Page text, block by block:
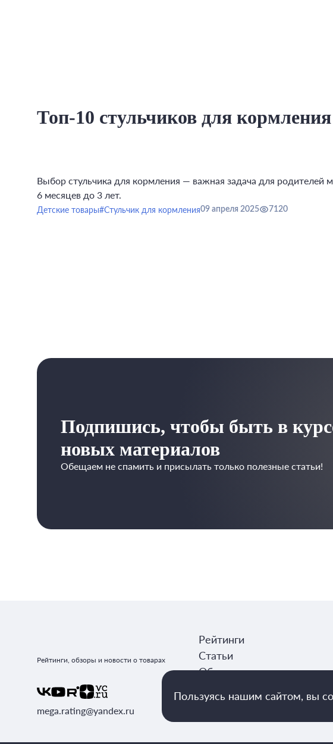
Топ-10 стульчиков для кормления
Выбор стульчика для кормления — важная задача для родителей
6 месяцев до 3 лет.
Детские товары#Стульчик для кормления09 апреля 2025 7120
Подпишись, чтобы быть в
новых материалов
Обещаем не спамить и присылать только полезные статьи!
Рейтинги, обзоры и новости о товарах
mega.rating@yandex.ru
Рейтинги
Статьи
Обзоры
Пользуясь нашим сайтом, вы